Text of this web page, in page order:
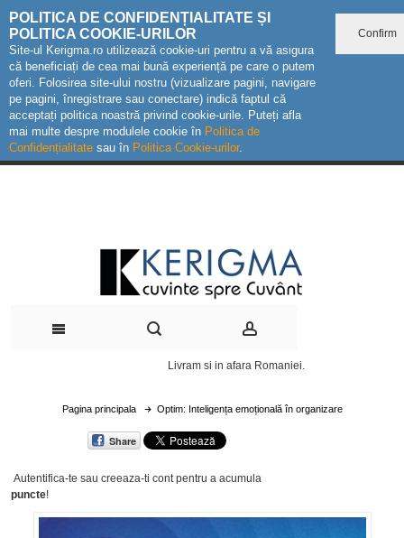
POLITICA DE CONFIDENȚIALITATE ȘI
POLITICA COOKIE-URILOR
Site-ul Kerigma.ro utilizează cookie-uri pentru a vă asigura
că beneficiați de cea mai bună experiență pe care o putem
oferi. Folosirea site-ului nostru (vizualizare pagini, navigare
pe pagini, înregistrare sau conectare) indică faptul că
acceptați politica noastră privind cookie-urile. Puteți afla
mai multe despre modulele cookie în Politica de
Confidențialitate sau în Politica Cookie-urilor.
Confirm
Livram si in afara Romaniei.
Pagina principala Optim: Inteligența emoțională în organizare
Share
Autentifica-te sau creeaza-ti contpentru a acumula
puncte!